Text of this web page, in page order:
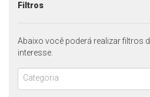
Filtros
Abaixo você poderá realizar filtros
interesse.
Categoria